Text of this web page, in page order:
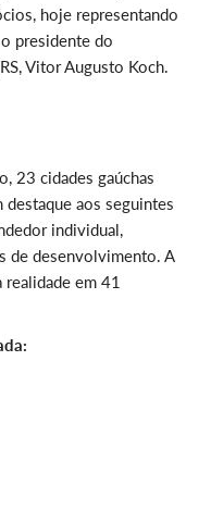
hoje representando
presidente do
Vitor Augusto Koch.
23 cidades gaúchas
destaque aos seguintes
individual,
de desenvolvimento. A
em 41